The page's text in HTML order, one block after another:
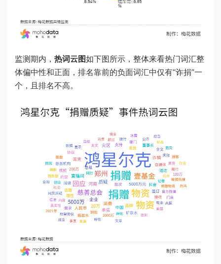
监测期内， 热词云图如下图所示，整体来看热门词汇整
体偏中性和正面，排名靠前的负面词汇中仅有“诈捐”一
个，且排名不高。